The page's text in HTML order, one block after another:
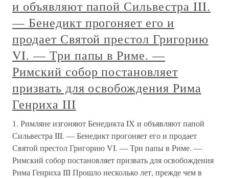
и объявляют папой Сильвестра III.
— Бенедикт прогоняет его и
продает Святой престол Григорию
VI. — Три папы в Риме. —
Римский собор постановляет
призвать для освобождения Рима
Генриха III
1. Римляне изгоняют Бенедикта IX и объявляют папой
Сильвестра III. — Бенедикт прогоняет его и продает
Святой престол Григорию VI. — Три папы в Риме. —
Римский собор постановляет призвать для освобождения
Рима Генриха III Прошло несколько лет, прежде чем в